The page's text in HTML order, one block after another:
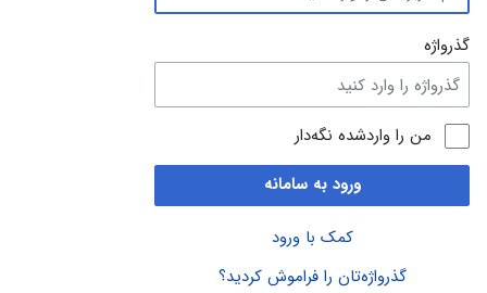
ناوبری
جستجو
گذرواژه
من را واردشده نگه‌دار
ورود به سامانه
کمک با ورود
گذرواژه‌تان را فراموش کردید؟